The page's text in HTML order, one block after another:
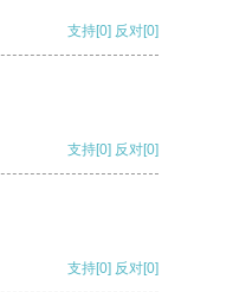
支持[0] 反对[0]
支持[0] 反对[0]
支持[0] 反对[0]